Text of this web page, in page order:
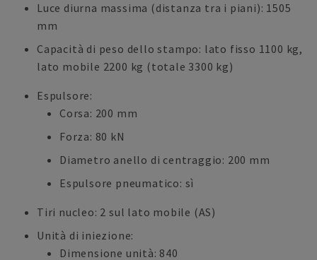
Luce diurna massima (distanza tra i piani): 1505
mm
Capacità di peso dello stampo: lato fisso 1100 kg,
lato mobile 2200 kg (totale 3300 kg)
Espulsore:
Corsa: 200 mm
Forza: 80 kN
Diametro anello di centraggio: 200 mm
Espulsore pneumatico: sì
Tiri nucleo: 2 sul lato mobile (AS)
Unità di iniezione:
Dimensione unità: 840